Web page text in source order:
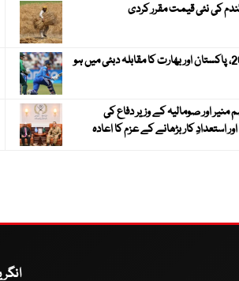
کی نئی قیمت مقرر کردی
ویمنز ایشیا کپ 2026، پاکستان اور بھارت کا مقابلہ دبئی میں ہو
اور صومالیہ کے وزیر دفاع کی
استعدادِ کار بڑھانے کے عزم کا اعادہ